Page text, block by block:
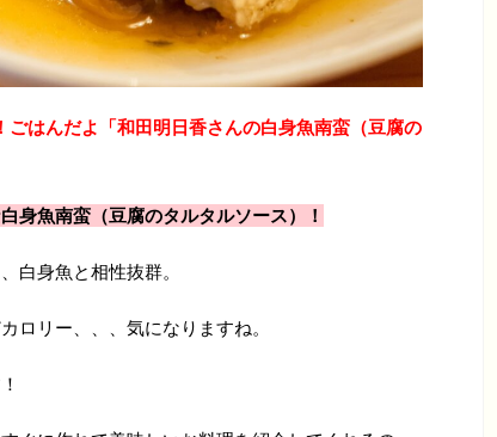
ごはんだよ「和田明日香さんの白身魚南蛮（豆腐の
身魚南蛮（豆腐のタルタルソース）！
白身魚と相性抜群。
ロリー、、、気になりますね。